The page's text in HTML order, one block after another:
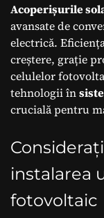
Acoperișurile
avansate de
electrică.
creștere, grație
celulelor
tehnologii în
crucială pentru
instalarea
fotovoltaic